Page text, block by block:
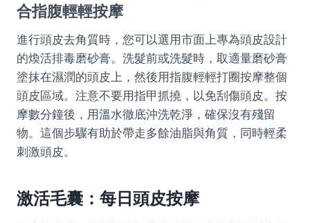
合指腹輕輕按摩
進行頭皮去角質時，您可以選用市面上專為頭皮設計
的煥活排毒磨砂膏。洗髮前或洗髮時，取適量磨砂膏
塗抹在濕潤的頭皮上，然後用指腹輕輕打圈按摩整個
頭皮區域。注意不要用指甲抓撓，以免刮傷頭皮。按
摩數分鐘後，用溫水徹底沖洗乾淨，確保沒有殘留
物。這個步驟有助於帶走多餘油脂與角質，同時輕柔
刺激頭皮。
激活毛囊：每日頭皮按摩